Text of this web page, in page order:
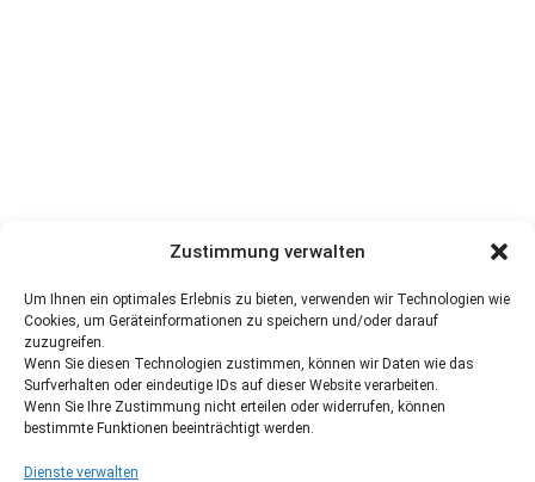
Zustimmung verwalten
Um Ihnen ein optimales Erlebnis zu bieten, verwenden wir Technologien wie
Cookies, um Geräteinformationen zu speichern und/oder darauf
zuzugreifen.
Wenn Sie diesen Technologien zustimmen, können wir Daten wie das
Surfverhalten oder eindeutige IDs auf dieser Website verarbeiten.
Wenn Sie Ihre Zustimmung nicht erteilen oder widerrufen, können
bestimmte Funktionen beeinträchtigt werden.
Dienste verwalten